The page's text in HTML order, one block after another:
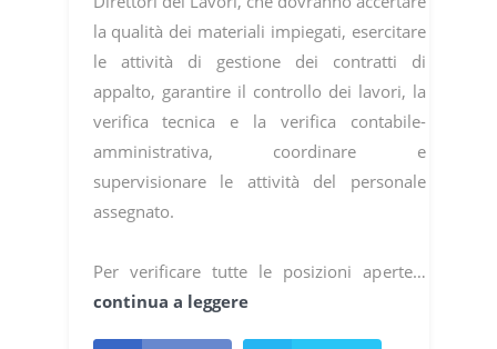
la qualità dei materiali impiegati, esercitare
le attività di gestione dei contratti di
appalto, garantire il controllo dei lavori, la
verifica tecnica e la verifica contabile-
amministrativa, coordinare e
supervisionare le attività del personale
assegnato.
Per verificare tutte le posizioni aperte…
continua a leggere